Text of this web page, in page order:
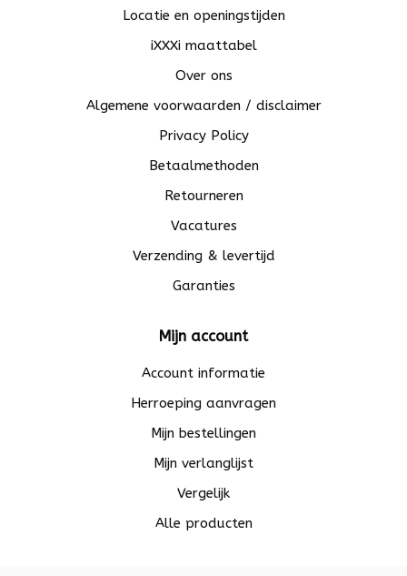
Locatie en openingstijden
iXXXi maattabel
Over ons
Algemene voorwaarden / disclaimer
Privacy Policy
Betaalmethoden
Retourneren
Vacatures
Verzending & levertijd
Garanties
Mijn account
Account informatie
Herroeping aanvragen
Mijn bestellingen
Mijn verlanglijst
Vergelijk
Alle producten